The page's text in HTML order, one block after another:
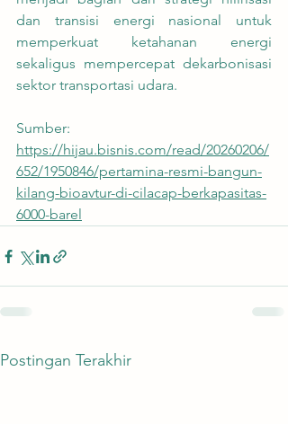
dan transisi energi nasional untuk
memperkuat ketahanan energi
sekaligus mempercepat dekarbonisasi
sektor transportasi udara.
Sumber:
https://hijau.bisnis.com/read/20260206/
652/1950846/pertamina-resmi-bangun-
kilang-bioavtur-di-cilacap-berkapasitas-
6000-barel
Postingan Terakhir